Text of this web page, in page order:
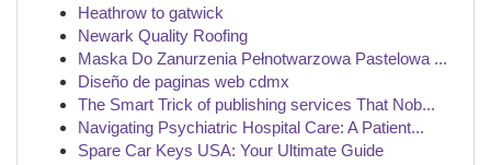
Heathrow to gatwick
Newark Quality Roofing
Maska Do Zanurzenia Pełnotwarzowa Pastelowa ...
Diseño de paginas web cdmx
The Smart Trick of publishing services That Nob...
Navigating Psychiatric Hospital Care: A Patient...
Spare Car Keys USA: Your Ultimate Guide